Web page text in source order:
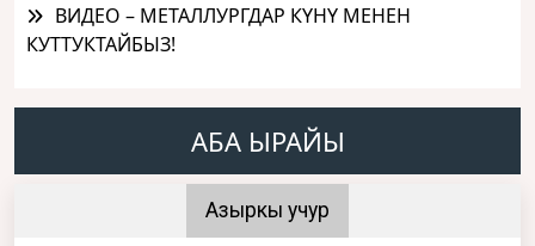
ВИДЕО – МЕТАЛЛУРГДАР КҮНҮ МЕНЕН
КУТТУКТАЙБЫЗ!
АБА ЫРАЙЫ
Азыркы учур